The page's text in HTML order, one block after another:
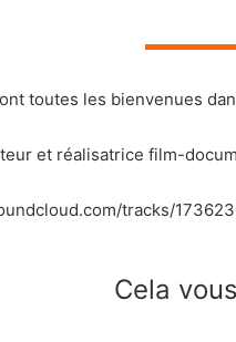
toutes les bienvenues
et réalisatrice film-
tracks/
Cela